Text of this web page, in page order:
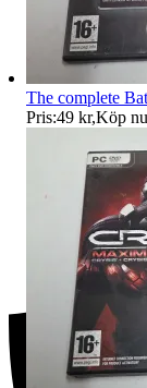
Ersättning
The complete
Pris:49 kr,Köp nu